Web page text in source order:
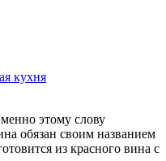
этому слову
обязан своим названием
из красного вина с